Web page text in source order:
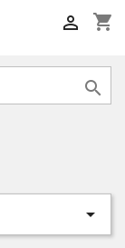
shopping_cart


